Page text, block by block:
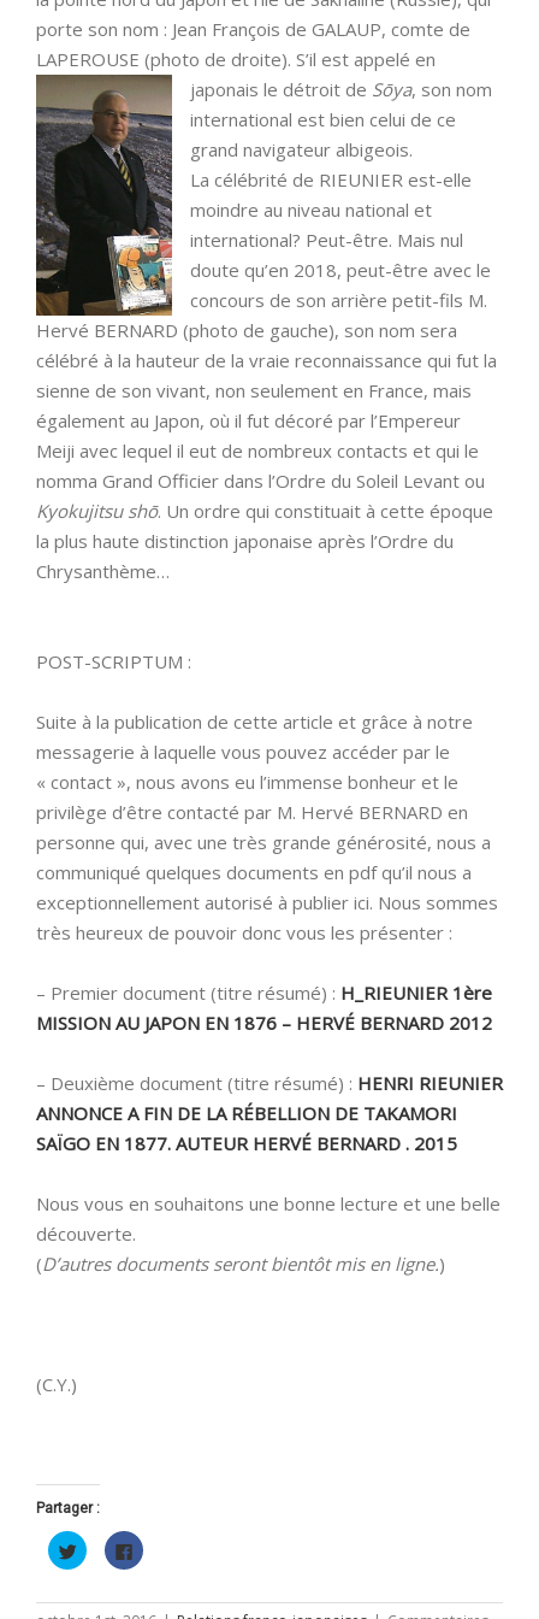
porte son nom : Jean François de GALAUP, comte de
LAPEROUSE (photo de droite). S’il est appelé en
japonais le détroit de Sōya, son nom
international est bien celui de ce
grand navigateur albigeois.
La célébrité de RIEUNIER est-elle
moindre au niveau national et
international? Peut-être. Mais nul
doute qu’en 2018, peut-être avec le
concours de son arrière petit-fils M.
Hervé BERNARD (photo de gauche), son nom sera
célébré à la hauteur de la vraie reconnaissance qui fut la
sienne de son vivant, non seulement en France, mais
également au Japon, où il fut décoré par l’Empereur
Meiji avec lequel il eut de nombreux contacts et qui le
nomma Grand Officier dans l’Ordre du Soleil Levant ou
Kyokujitsu shō. Un ordre qui constituait à cette époque
la plus haute distinction japonaise après l’Ordre du
Chrysanthème…
POST-SCRIPTUM :
Suite à la publication de cette article et grâce à notre
messagerie à laquelle vous pouvez accéder par le
« contact », nous avons eu l’immense bonheur et le
privilège d’être contacté par M. Hervé BERNARD en
personne qui, avec une très grande générosité, nous a
communiqué quelques documents en pdf qu’il nous a
exceptionnellement autorisé à publier ici. Nous sommes
très heureux de pouvoir donc vous les présenter :
– Premier document (titre résumé) : H_RIEUNIER 1ère
MISSION AU JAPON EN 1876 – HERVÉ BERNARD 2012
– Deuxième document (titre résumé) : HENRI RIEUNIER
ANNONCE A FIN DE LA RÉBELLION DE TAKAMORI
SAÏGO EN 1877. AUTEUR HERVÉ BERNARD . 2015
Nous vous en souhaitons une bonne lecture et une belle
découverte.
(D’autres documents seront bientôt mis en ligne.)
(C.Y.)
Partager :
Cliquez
pour
partager
Twitter(ouvre
Cliquez
pour
Facebook(ouvre